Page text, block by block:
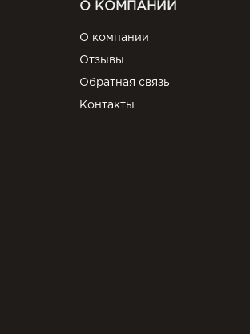
О КОМПАНИИ
О компании
Отзывы
Обратная связь
Контакты